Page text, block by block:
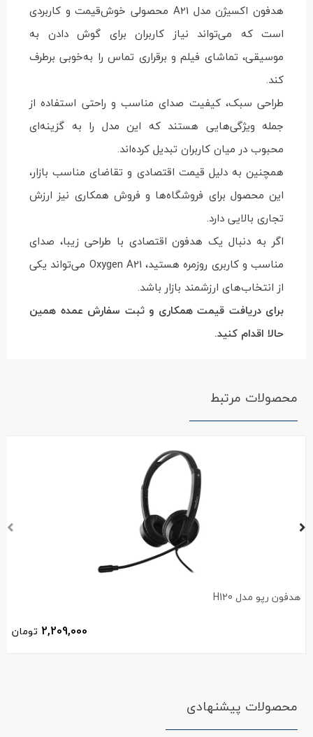
هدفون اکسیژن مدل A21 محصولی خوش‌قیمت و کاربردی
است که می‌تواند نیاز کاربران برای گوش دادن به
موسیقی، تماشای فیلم و برقراری تماس را به‌خوبی برطرف
کند.
طراحی سبک، کیفیت صدای مناسب و راحتی استفاده از
جمله ویژگی‌هایی هستند که این مدل را به گزینه‌ای
محبوب در میان کاربران تبدیل کرده‌اند.
همچنین به دلیل قیمت اقتصادی و تقاضای مناسب بازار،
این محصول برای فروشگاه‌ها و فروش همکاری نیز ارزش
تجاری بالایی دارد.
اگر به دنبال یک هدفون اقتصادی با طراحی زیبا، صدای
مناسب و کاربری روزمره هستید، Oxygen A21 می‌تواند یکی
از انتخاب‌های ارزشمند بازار باشد.
برای دریافت قیمت همکاری و ثبت سفارش عمده همین
حالا اقدام کنید.
محصولات مرتبط
هدفون رپو مدل H120
2,209,000 تومان
محصولات پیشنهادی